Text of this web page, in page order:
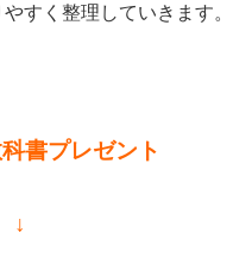
すく整理していきます。
書プレゼント